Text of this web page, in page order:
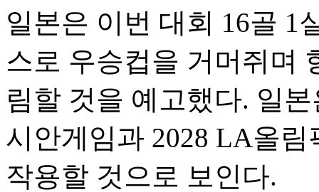
일본은 이번 대회 16골 1
스로 우승컵을 거머쥐며
림할 것을 예고했다. 일
시안게임과 2028 LA올
작용할 것으로 보인다.